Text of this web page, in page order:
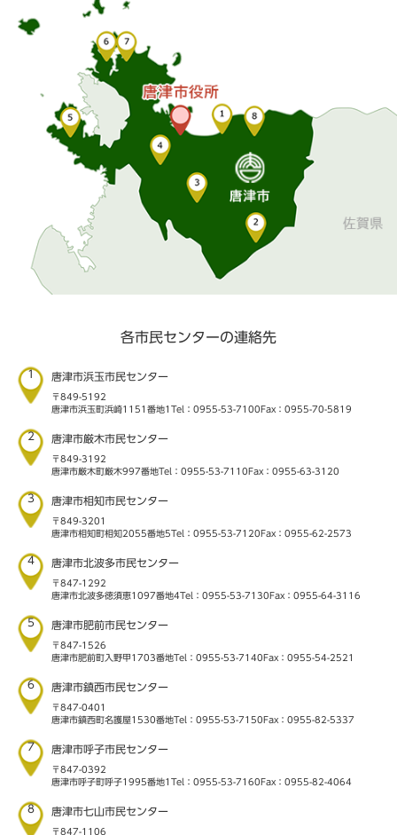
各市民センターの連絡先
1 唐津市浜玉市民センター
〒849-5192
唐津市浜玉町浜崎1151番地1 Tel：0955-53-7100 Fax：0955-70-5819
2 唐津市厳木市民センター
〒849-3192
唐津市厳木町厳木997番地Tel：0955-53-7110 Fax：0955-63-3120
3 唐津市相知市民センター
〒849-3201
唐津市相知町相知2055番地5Tel：0955-53-7120 Fax：0955-62-2573
4 唐津市北波多市民センター
〒847-1292
唐津市北波多徳須恵1097番地4Tel：0955-53-7130 Fax：0955-64-3116
5 唐津市肥前市民センター
〒847-1526
唐津市肥前町入野甲1703番地Tel：0955-53-7140 Fax：0955-54-2521
6 唐津市鎮西市民センター
〒847-0401
唐津市鎮西町名護屋1530番地Tel：0955-53-7150 Fax：0955-82-5337
7 唐津市呼子市民センター
〒847-0392
唐津市呼子町呼子1995番地1 Tel：0955-53-7160 Fax：0955-82-4064
8 唐津市七山市民センター
〒847-1106